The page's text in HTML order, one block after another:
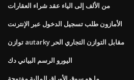
من الألف إلى الياء عقد شراء العقارات
الأمازون طلب تسجيل الدخول عبر الإنترنت
توازن autarky مقابل التوازن التجاري الحر
اليورو الرسم البياني دك